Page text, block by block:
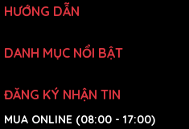
HƯỚNG DẪN
DANH MỤC NỔI BẬT
ĐĂNG KÝ NHẬN TIN
MUA ONLINE (08:00 - 17:00)